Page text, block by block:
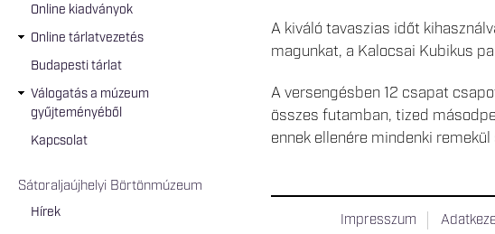
Online kiadványok
Online tárlatvezetés
Budapesti tárlat
Válogatás a múzeum
gyűjteményéből
Kapcsolat
Sátoraljaújhelyi Börtönmúzeum
Hírek
A kiváló tavaszias időt
magunkat, a Kalocsai Kubikus
A versengésben 12 csapat
összes futamban, tized
ennek ellenére mindenki
Impresszum